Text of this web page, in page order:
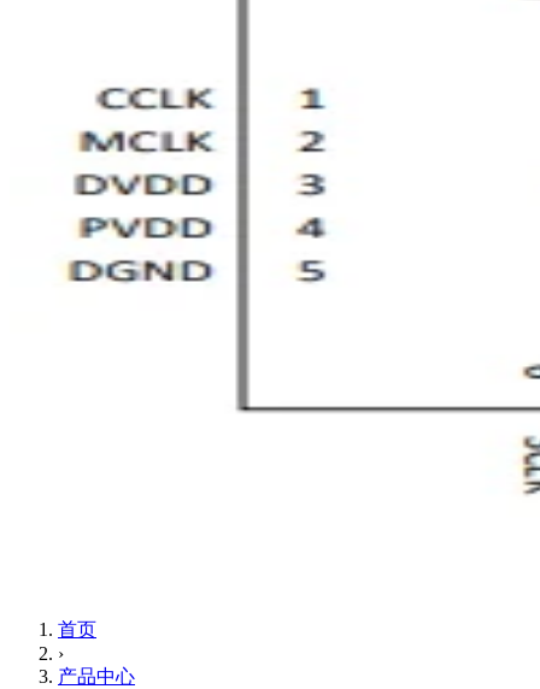
首页
›
产品中心